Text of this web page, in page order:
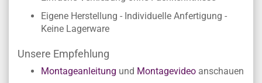
Eigene Herstellung - Individuelle Anfertigung -
Keine Lagerware
Unsere Empfehlung
Montageanleitung und Montagevideo anschauen